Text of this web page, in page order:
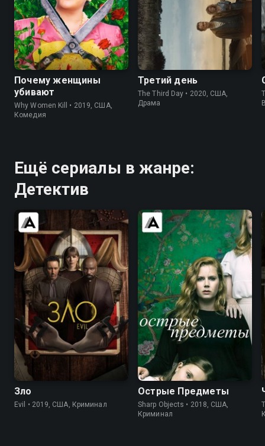
8.3 8.3
Почему женщины
убивают
Why Women Kill • 2019, США,
Комедия
6.2
Третий день
The Third Day • 2020, США,
Драма
Ещё сериалы в жанре:
Детектив
7.7
Зло
Evil • 2019, США, Криминал
7.5 8.0
Острые Предметы
Sharp Objects • 2018, США,
Криминал